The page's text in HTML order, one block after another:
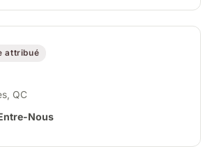
attribué
QC
Nous